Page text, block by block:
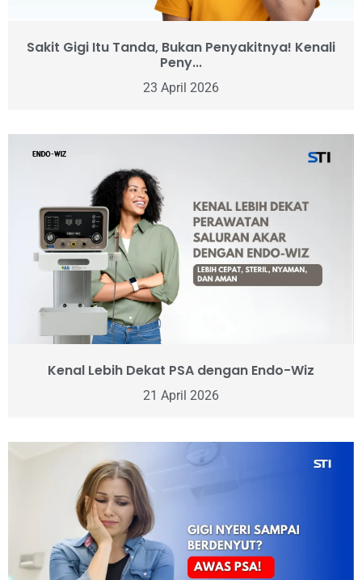
Sakit Gigi Itu Tanda, Bukan Penyakitnya! Kenali
Peny...
23 April 2026
Kenal Lebih Dekat PSA dengan Endo-Wiz
21 April 2026